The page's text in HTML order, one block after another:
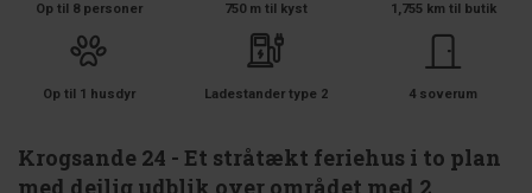
Op til 8 personer 750 m til kyst 1,755 km til butik
Op til 1 husdyr Ladestander type 2 4 soverum
Krogsande 24 - Et stråtækt feriehus i to plan
med dejlig udblik over området med 2